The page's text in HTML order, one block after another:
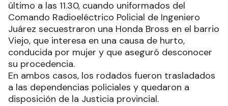
último a las 11.30, cuando uniformados del
Comando Radioeléctrico Policial de Ingeniero
Juárez secuestraron una Honda Bross en el barrio
Viejo, que interesa en una causa de hurto,
conducida por mujer y que aseguró desconocer
su procedencia.
En ambos casos, los rodados fueron trasladados
a las dependencias policiales y quedaron a
disposición de la Justicia provincial.